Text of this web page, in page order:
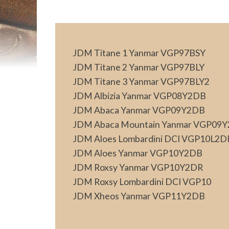
JDM Titane 1 Yanmar VGP97BSY
JDM Titane 2 Yanmar VGP97BLY
JDM Titane 3 Yanmar VGP97BLY2
JDM Albizia Yanmar VGP08Y2DB
JDM Abaca Yanmar VGP09Y2DB
JDM Abaca Mountain Yanmar
JDM Aloes Lombardini DCI
JDM Aloes Yanmar VGP10Y2DB
JDM Roxsy Yanmar VGP10Y2DR
JDM Roxsy Lombardini DCI VGP10
JDM Xheos Yanmar VGP11Y2DB